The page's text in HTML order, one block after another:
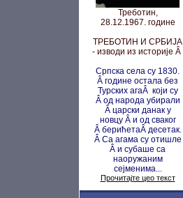
Треботин,
28.12.1967. године
ТРЕБОТИН И СРБИЈА
- изводи из историје Â
Српска села су 1830.
Â године остала без
Турских агаÂ који су
Â од народа убирали
Â царски данак у
новцу Â и од сваког
Â берићетаÂ десетак.
Â Са агама су отишле
Â и субаше са
наоружаним
сејменима...
Прочитајте цео текст